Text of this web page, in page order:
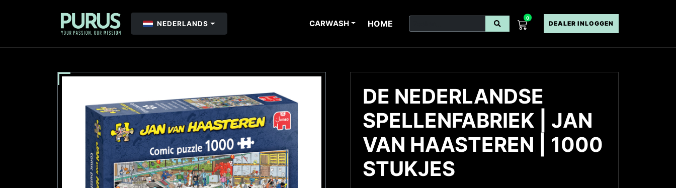
NEDERLANDS CARWASH HOME
0
DEALER INLOGGEN
DE NEDERLANDSE
SPELLENFABRIEK | JAN
VAN HAASTEREN | 1000
STUKJES